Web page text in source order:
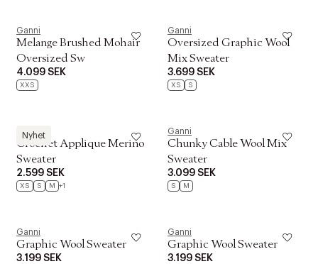
Ganni
Melange Brushed Mohair
Oversized Sw
4.099 SEK
XXS
Ganni
Oversized Graphic Wool
Mix Sweater
3.699 SEK
XS S
Nyhet
Ganni
Crochet Applique Merino
Sweater
2.599 SEK
XS S M +1
Ganni
Chunky Cable Wool Mix
Sweater
3.099 SEK
S M
Ganni
Graphic Wool Sweater
3.199 SEK
Ganni
Graphic Wool Sweater
3.199 SEK